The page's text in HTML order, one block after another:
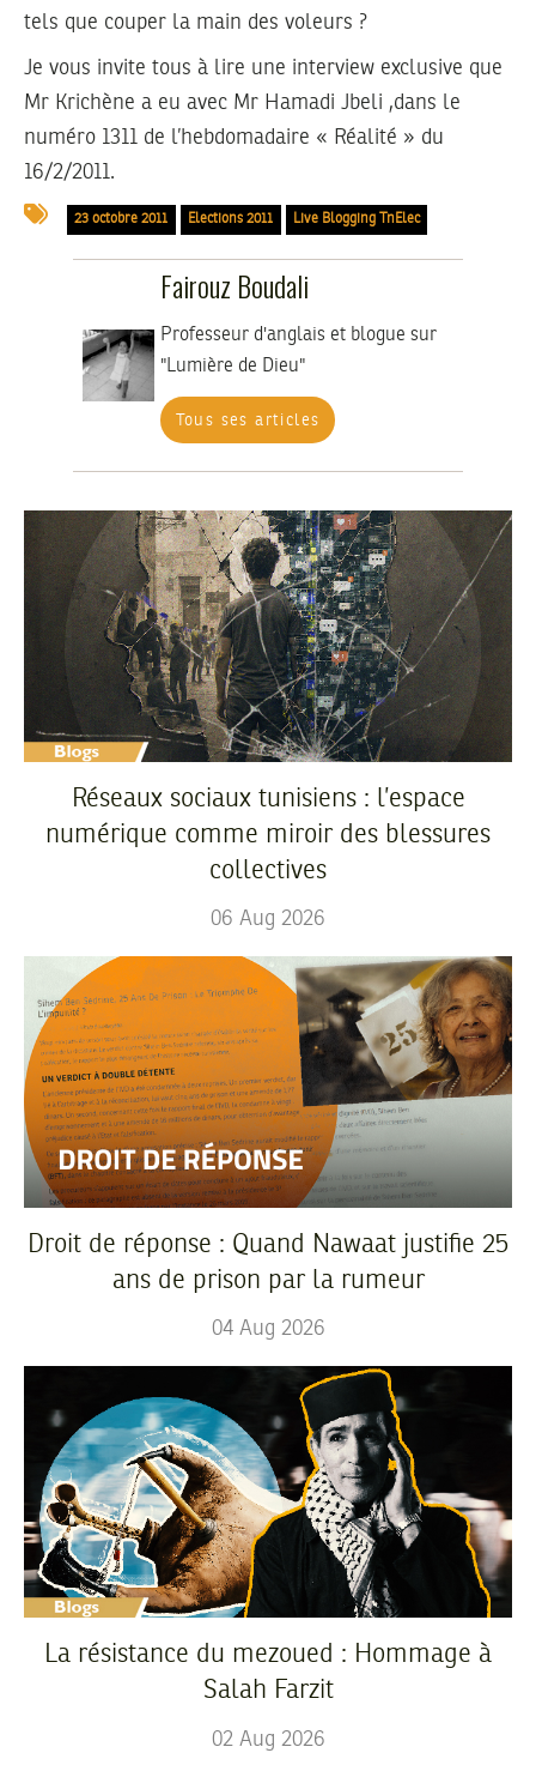
tels que couper la main des voleurs ?
Je vous invite tous à lire une interview exclusive que
Mr Krichène a eu avec Mr Hamadi Jbeli ,dans le
numéro 1311 de l’hebdomadaire « Réalité » du
16/2/2011.
23 octobre 2011 Elections 2011 Live Blogging TnElec
Fairouz Boudali
Professeur d'anglais et blogue sur
"Lumière de Dieu"
Tous ses articles
Réseaux sociaux tunisiens : l’espace
numérique comme miroir des blessures
collectives
06 Aug 2026
Droit de réponse : Quand Nawaat justifie 25
ans de prison par la rumeur
04 Aug 2026
La résistance du mezoued : Hommage à
Salah Farzit
02 Aug 2026